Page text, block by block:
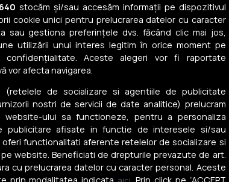
în Otopeni
în Dobroești
în Tunari
în Pantelimon
44 99
Bld. Dimitrie
640 stocăm și/sau accesăm informații pe dispozitivul
cookie unici pentru prelucrarea datelor cu caracter
sau gestiona preferințele dvs. făcând clic mai jos,
utilizării unui interes legitim în orice moment pe
Aceste alegeri vor fi raportate
vor afecta navigarea.
(retelele de socializare si agentiile de publicitate
nostri de servicii de date analitice) prelucram
ului sa functioneze, pentru a personaliza
publicitare afisate in functie de interesele si/sau
functionalitati aferente retelelor de socializare si
website. Beneficiati de drepturile prevazute de art.
cu prelucrarea datelor cu caracter personal. Aceste